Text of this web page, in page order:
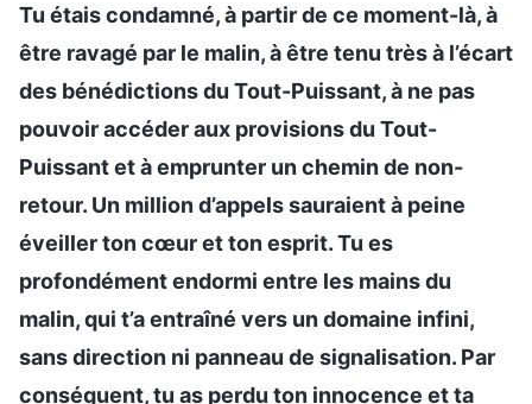
Tu étais condamné, à partir de ce moment-là, à
être ravagé par le malin, à être tenu très à l’écart
des bénédictions du Tout-Puissant, à ne pas
pouvoir accéder aux provisions du Tout-
Puissant et à emprunter un chemin de non-
retour. Un million d’appels sauraient à peine
éveiller ton cœur et ton esprit. Tu es
profondément endormi entre les mains du
malin, qui t’a entraîné vers un domaine infini,
sans direction ni panneau de signalisation. Par
conséquent, tu as perdu ton innocence et ta